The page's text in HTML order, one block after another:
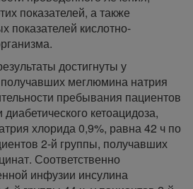
показателей, а также
показателей кислотно-
достигнуты у
меглюмина натрия
пребывания пациентов
кетоацидоза,
хлорида 0,9%, равна 42 ч по
2-й группы, получавших
Соответственно
инфузии инсулина